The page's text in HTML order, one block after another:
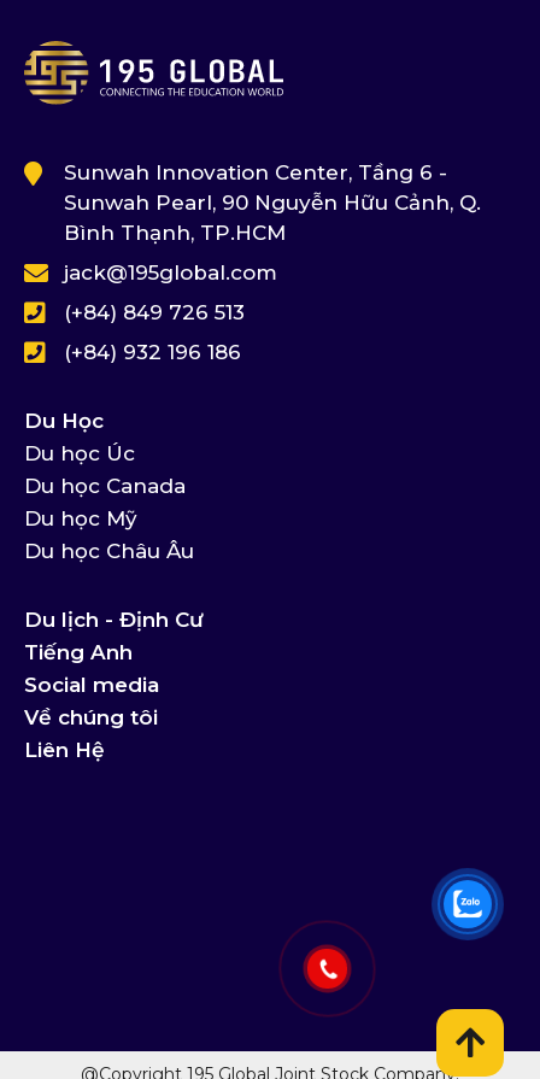
Sunwah Innovation Center, Tầng 6 -
Sunwah Pearl, 90 Nguyễn Hữu Cảnh, Q.
Bình Thạnh, TP.HCM
jack@195global.com
(+84) 849 726 513
(+84) 932 196 186
Du Học
Du học Úc
Du học Canada
Du học Mỹ
Du học Châu Âu
Du lịch - Định Cư
Tiếng Anh
Social media
Về chúng tôi
Liên Hệ
@Copyright 195 Global Joint Stock Company.